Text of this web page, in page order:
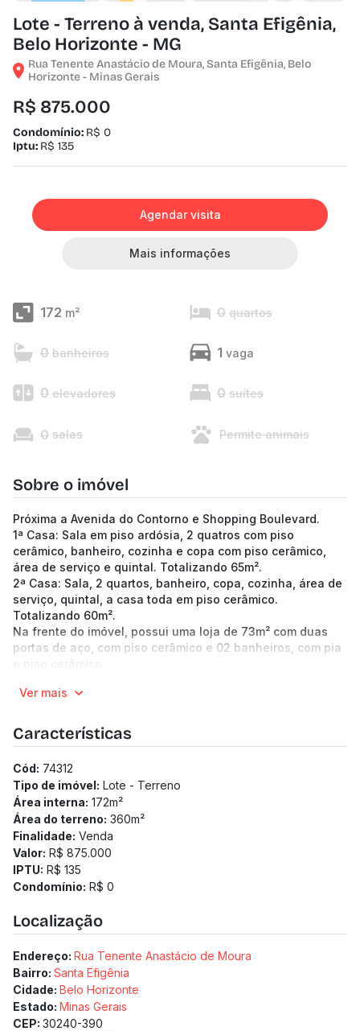
Lote - Terreno à venda, Santa Efigênia,
Belo Horizonte - MG
Rua Tenente Anastácio de Moura, Santa Efigênia, Belo
Horizonte - Minas Gerais
R$ 875.000
Condomínio: R$ 0
Iptu: R$ 135
Agendar visita
Mais informações
172 m² 0 quartos
0 banheiros 1 vaga
0 elevadores 0 suítes
0 salas Permite animais
Sobre o imóvel
Próxima a Avenida do Contorno e Shopping Boulevard.
1ª Casa: Sala em piso ardósia, 2 quatros com piso
cerâmico, banheiro, cozinha e copa com piso cerâmico,
área de serviço e quintal. Totalizando 65m².
2ª Casa: Sala, 2 quartos, banheiro, copa, cozinha, área de
serviço, quintal, a casa toda em piso cerâmico.
Totalizando 60m².
Na frente do imóvel, possui uma loja de 73m² com duas
portas de aço, com piso cerâmico e 02 banheiros, com pia
Imóvel excelente para Investidores e Construtores. Ponto
-----------------------------------------------------------
-------------------------------------------------
Solicitamos a confirmação com nossa equipe).
Ver mais
Características
Cód: 74312
Tipo de imóvel: Lote - Terreno
Área interna: 172m²
Área do terreno: 360m²
Finalidade: Venda
Valor: R$ 875.000
IPTU: R$ 135
Condomínio: R$ 0
Localização
Endereço: Rua Tenente Anastácio de Moura
Bairro: Santa Efigênia
Cidade: Belo Horizonte
Estado: Minas Gerais
CEP: 30240-390